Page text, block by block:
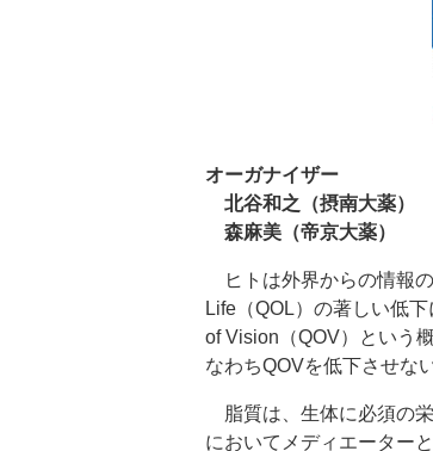
オーガナイザー
北谷和之（摂南大薬）
森麻美（帝京大薬）
ヒトは外界からの情報
Life（QOL）の著しい低
of Vision（QOV）という
なわちQOVを低下させな
脂質は、生体に必須の
においてメディエーター